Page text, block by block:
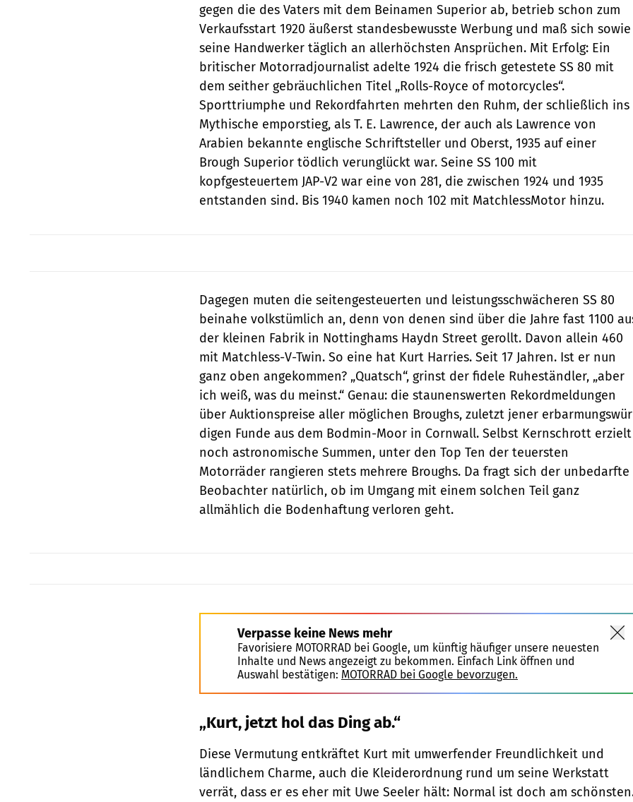
gegen die des Vaters mit dem Beinamen Superior ab, betrieb schon zum
Verkaufsstart 1920 äußerst standesbewusste Werbung und maß sich sowie
seine Handwerker täglich an allerhöchsten Ansprüchen. Mit Erfolg: Ein
britischer Motorradjournalist adelte 1924 die frisch getestete SS 80 mit
dem seither gebräuchlichen Titel „Rolls-Royce of motorcycles“.
Sporttriumphe und Rekordfahrten mehrten den Ruhm, der schließlich ins
Mythische emporstieg, als T. E. Lawrence, der auch als Lawrence von
Arabien bekannte englische Schriftsteller und Oberst, 1935 auf einer
Brough Superior tödlich verunglückt war. Seine SS 100 mit
kopfgesteuertem JAP-V2 war eine von 281, die zwischen 1924 und 1935
entstanden sind. Bis 1940 kamen noch 102 mit Matchless­Motor hinzu.
Dagegen muten die seitengesteuerten und leistungsschwächeren SS 80
beinahe volkstümlich an, denn von denen sind über die Jahre fast 1100
der kleinen Fabrik in Nottinghams Haydn Street gerollt. Davon allein 460
mit Matchless-V-Twin. So eine hat Kurt Harries. Seit 17 Jahren. Ist er nun
ganz oben angekommen? „Quatsch“, grinst der fidele Ruheständler, „aber
ich weiß, was du meinst.“ Genau: die staunenswerten Rekordmeldungen
über Auktions­preise aller möglichen Broughs, zuletzt ­jener
digen Funde aus dem Bodmin-Moor in Cornwall. Selbst Kernschrott erzielt
noch astronomische Summen, unter den Top Ten der teuersten
Motorräder rangieren stets mehrere Broughs. Da fragt sich der un­bedarfte
Beobachter natürlich, ob im ­Umgang mit einem solchen Teil ganz
allmählich die Bodenhaftung verloren geht.
Verpasse keine News mehr
Favorisiere MOTORRAD bei Google, um künftig häufiger unsere neuesten
Inhalte und News angezeigt zu bekommen. Einfach Link öffnen und
Auswahl bestätigen: MOTORRAD bei Google bevorzugen.
„Kurt, jetzt hol das Ding ab.“
Diese Vermutung entkräftet Kurt mit umwerfender Freundlichkeit und
länd­lichem Charme, auch die Kleiderordnung rund um seine Werkstatt
verrät, dass er es eher mit Uwe Seeler hält: Normal ist doch am